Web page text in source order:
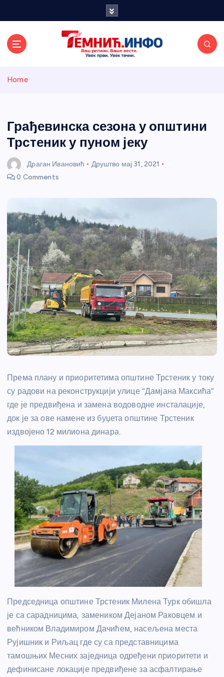
и портал
Home
Грађевинска сезона у општини
Трстеник у пуном јеку
Драган Ивановић Друштво мај 31, 2021
0 Comments
Према плану и приоритетима општине Трстеник у току
су радови на реконструкцији улице “Дамјана Максића”
где је предвиђена и замена водоводне инсталације,
док је за ове намене из буџета општине Трстеник
издвојено 12 милиона динара.
Председница општине Трстеник Милена Турк обишла
је са сарадницима, замеником Дејаном Раковцем и
већником Владимиром Дачићем, насељена места
Рујишник и Риљац где су са представницима
тамошњих Месних заједница одређени приоритети и
дефинисане локације предвиђене за асфалтирање